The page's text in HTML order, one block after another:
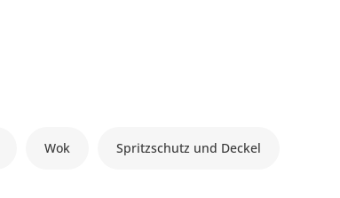
Wok Spritzschutz und Deckel